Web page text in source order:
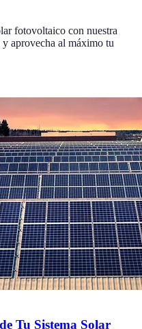
fotovoltaico con nuestra
aprovecha al máximo tu
Tu Sistema Solar